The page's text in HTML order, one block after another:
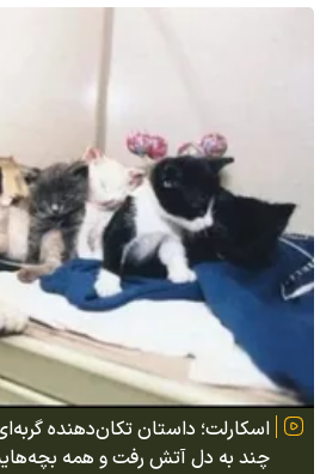
اسکارلت؛ داستان تکان‌دهنده
چند به دل آتش رفت و همه